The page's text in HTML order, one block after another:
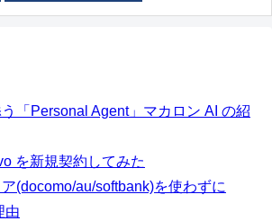
「Personal Agent」マカロン AI の紹
を新規契約してみた
(docomo/au/softbank)を使わずに
由